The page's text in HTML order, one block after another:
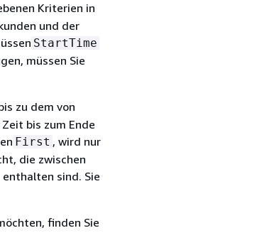
Kriterien in
und der
StartTime
müssen Sie
zu dem von
bis zum Ende
First , wird nur
die zwischen
sind. Sie
finden Sie